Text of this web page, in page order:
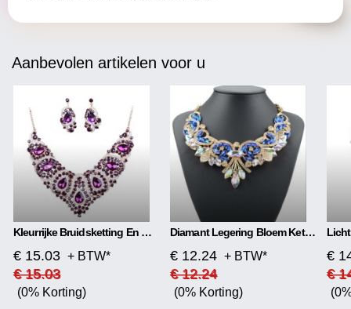
Aanbevolen artikelen voor u
Kleurrijke Bruidsketting En Oorbelset
€ 15.03 + BTW*
€ 15.03
(0% Korting)
Diamant Legering Bloem Ketting
€ 12.24 + BTW*
€ 12.24
(0% Korting)
€
€